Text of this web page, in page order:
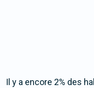
Il y a encore 2% des